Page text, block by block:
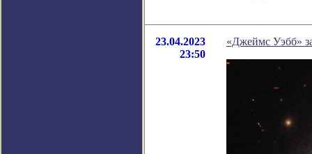
23.04.2023
23:50
«Джеймс Уэбб»